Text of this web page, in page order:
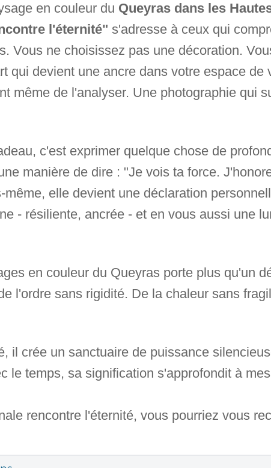
en couleur du Queyras dans les
l'éternité" s'adresse à ceux qui
Vous ne choisissez pas une décoration.
qui devient une ancre dans votre espace
même de l'analyser. Une photographie qui
c'est exprimer quelque chose de
manière de dire : "Je vois ta force.
elle devient une déclaration
- résiliente, ancrée - et en vous aussi une
en couleur du Queyras porte plus qu'un
l'ordre sans rigidité. De la chaleur sans
il crée un sanctuaire de puissance
le temps, sa signification s'approfondit à
rencontre l'éternité, vous pourriez vous